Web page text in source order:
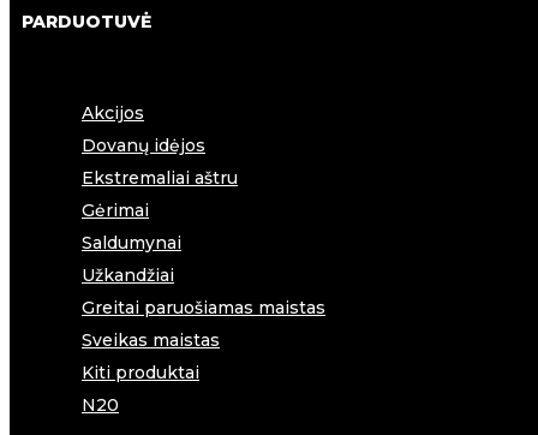
PARDUOTUVĖ
Akcijos
Dovanų idėjos
Ekstremaliai aštru
Gėrimai
Saldumynai
Užkandžiai
Greitai paruošiamas maistas
Sveikas maistas
Kiti produktai
N20